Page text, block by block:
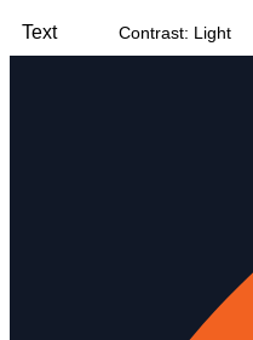
Text Contrast: Light